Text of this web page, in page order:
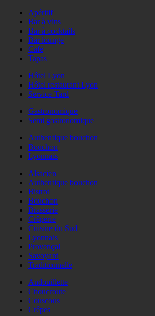
Apéritif
Bar à vins
Bar à cocktails
Bar lounge
Café
Tapas
Hôtel Lyon
Hôtel restaurant Lyon
Service Tard
Gastronomique
Semi gastronomique
Authentique bouchon
Bouchon
Lyonnais
Alsacien
Authentique bouchon
Bistrot
Bouchon
Brasserie
Crêperie
Cuisine du Sud
Lyonnais
Provençal
Savoyard
Traditionnelle
Andouillette
Choucroute
Couscous
Crêpes